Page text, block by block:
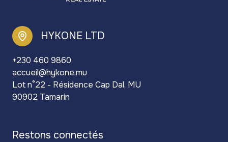
HYKONE LTD
+230 460 9860
accueil@hykone.mu
Lot n°22 - Résidence Cap Dal, MU
90902 Tamarin
restons connectés